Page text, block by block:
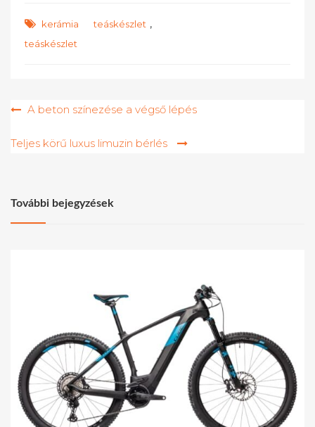
kerámia teáskészlet ,
teáskészlet
Bejegyzés
A beton színezése a végső lépés
Teljes körű luxus limuzin bérlés
További bejegyzések